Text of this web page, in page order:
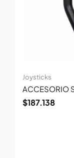
Joysticks
ACCESORIO
$187.138